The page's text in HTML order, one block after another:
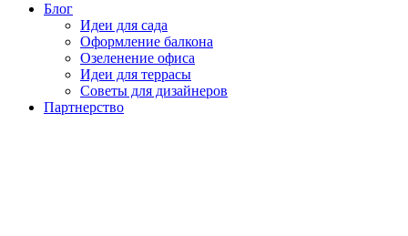
Блог
Идеи для сада
Оформление балкона
Озеленение офиса
Идеи для террасы
Советы для дизайнеров
Партнерство